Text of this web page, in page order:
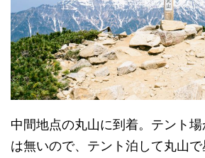
中間地点の丸山に到着。テント
は無いので、テント泊して丸山